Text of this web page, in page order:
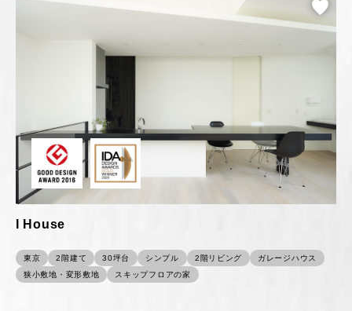
I House
東京 2階建て 30坪台 シンプル 2階リビング
ガレージハウス
狭小敷地・変形敷地
スキップフロアの家